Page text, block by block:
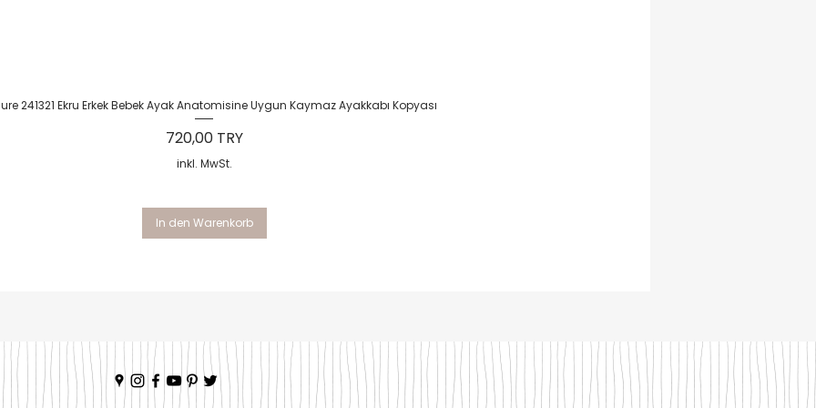
Schnellansicht
241321 Ekru Erkek Bebek Ayak Anatomisine Uygun Kaymaz Ayakkabı Kopyası
Preis
720,00 TRY
inkl. MwSt.
In den Warenkorb